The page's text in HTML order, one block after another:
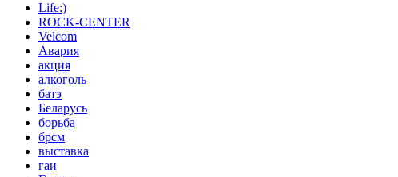
Life:)
ROCK-CENTER
Velcom
Авария
акция
алкоголь
батэ
Беларусь
борьба
брсм
выставка
гаи